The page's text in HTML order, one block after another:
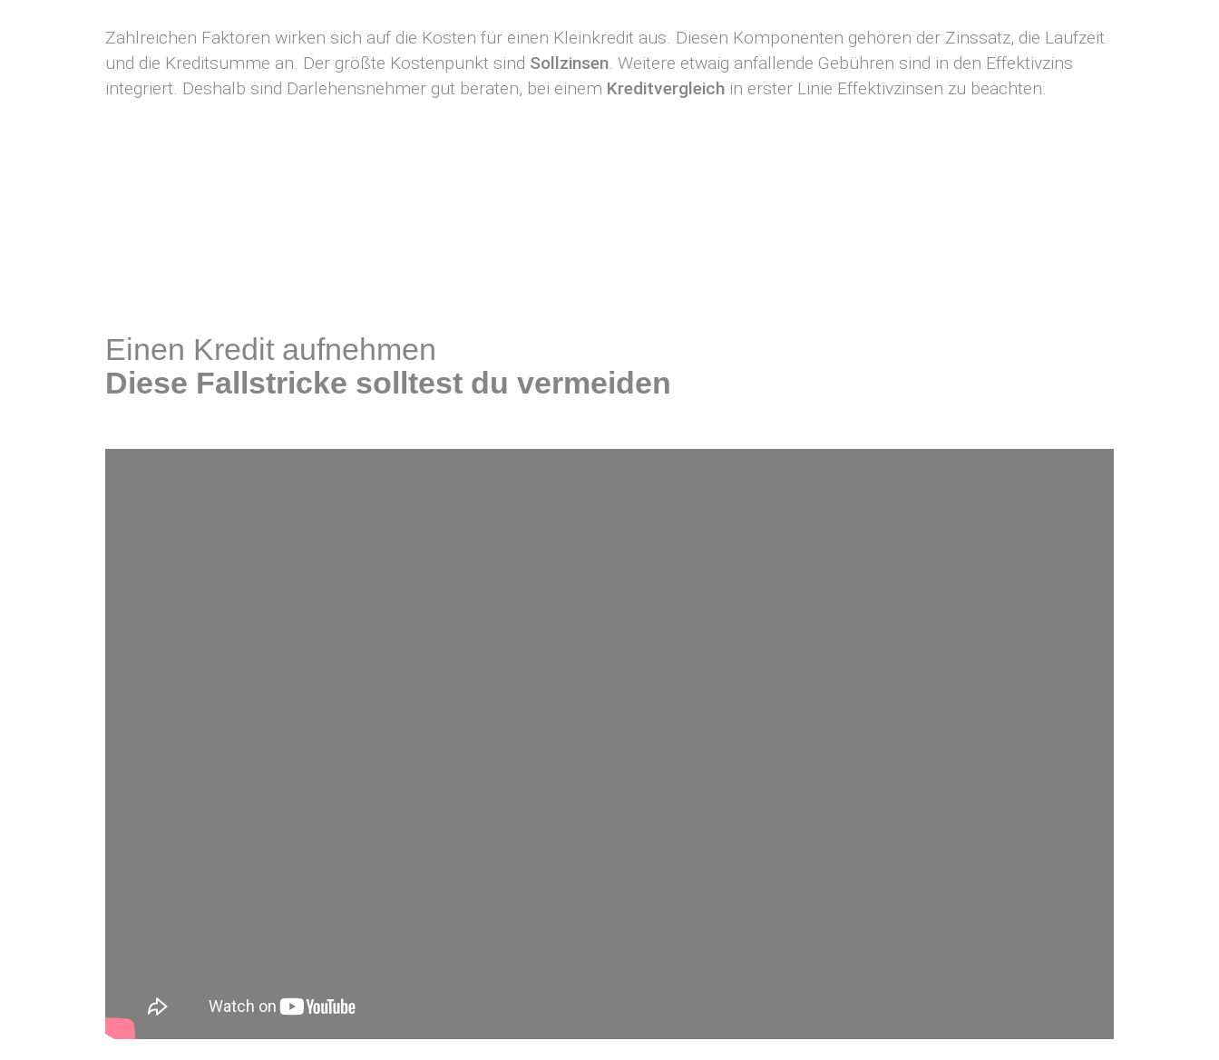
Zahlreichen Faktoren wirken sich auf die Kosten für einen Kleinkredit aus. Diesen Komponenten gehören der Zinssatz, die Laufzeit
und die Kreditsumme an. Der größte Kostenpunkt sind Sollzinsen. Weitere etwaig anfallende Gebühren sind in den Effektivzins
integriert. Deshalb sind Darlehensnehmer gut beraten, bei einem Kreditvergleich in erster Linie Effektivzinsen zu beachten.
Einen Kredit aufnehmen
Diese Fallstricke solltest du vermeiden